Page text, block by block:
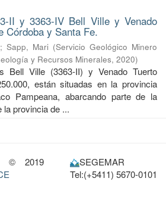
II y 3363-IV Bell Ville y Venado
Córdoba y Santa Fe.
; Sapp, Mari (Servicio Geológico Minero
y Recursos Minerales, 2020)
Bell Ville (3363-II) y Venado Tuerto
están situadas en la provincia
Pampeana, abarcando parte de la
la provincia de ...
© 2019
SEGEMAR
Tel:(+5411) 5670-0101